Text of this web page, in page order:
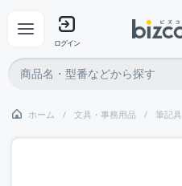
ログイン
ホーム 文具・事務用品 筆記具